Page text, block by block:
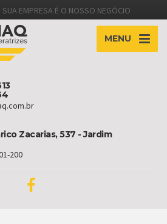
EMPRESA É O NOSSO NEGÓCIO
MENU
Zacarias, 537 - Jardim
200